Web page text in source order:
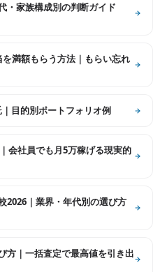
・家族構成別の判断ガイド
を満額もらう方法｜もらい忘れ
目的別ポートフォリオ例
会社員でも月5万稼げる現実的
2026｜業界・年代別の選び方
方｜一括査定で最高値を引き出